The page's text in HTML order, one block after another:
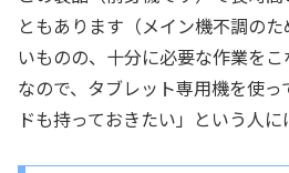
ともあります（メイン機不調の
いものの、十分に必要な作業をこ
なので、タブレット専用機を使
ドも持っておきたい」という人に